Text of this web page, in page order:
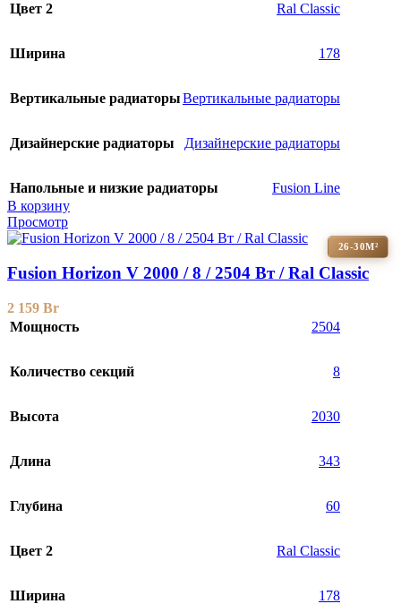
Цвет 2 Ral Classic
Ширина 178
Вертикальные радиаторыВертикальные радиаторы
Дизайнерские радиаторы Дизайнерские радиаторы
Напольные и низкие радиаторы
Fusion Line
В корзину
Просмотр
26-30М²
Fusion Horizon V 2000 / 8 / 2504 Вт / Ral Classic
2 159 Br
Мощность
2504
Количество секций 8
Высота 2030
Длина 343
Глубина 60
Цвет 2 Ral Classic
Ширина 178